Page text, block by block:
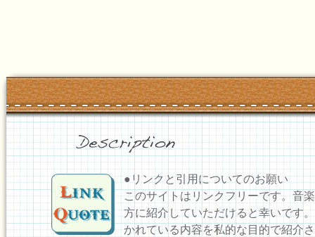
●リンクと引用についてのお願い
このサイトはリンクフリーです。音
方に紹介していただけると幸いです
かれている内容を私的な目的で紹介